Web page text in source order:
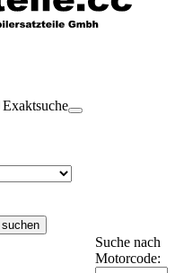
Exaktsuche
suchen
Suche nach
Motorcode: